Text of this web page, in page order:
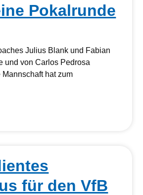
Pokalrunde
Julius Blank und Fabian
und von Carlos Pedrosa
Mannschaft hat zum
für den VfB